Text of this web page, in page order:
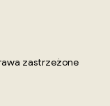
zastrzeżone